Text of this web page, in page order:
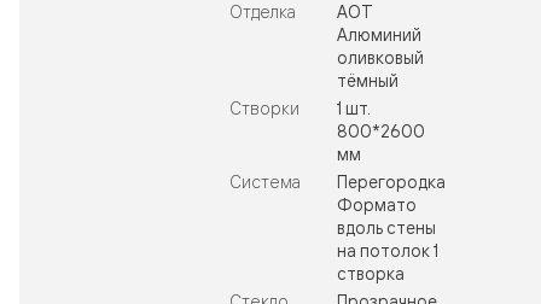
Отделка
АОТ
Алюминий
оливковый
тёмный
Створки
1 шт.
800*2600
мм
Система
Перегородка
Формато
вдоль стены
на потолок 1
створка